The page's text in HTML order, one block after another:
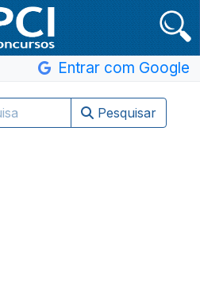
Entrar com Google
Pesquisar